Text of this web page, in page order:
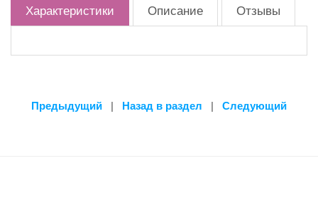
Характеристики Описание Отзывы
Предыдущий | Назад в раздел | Следующий